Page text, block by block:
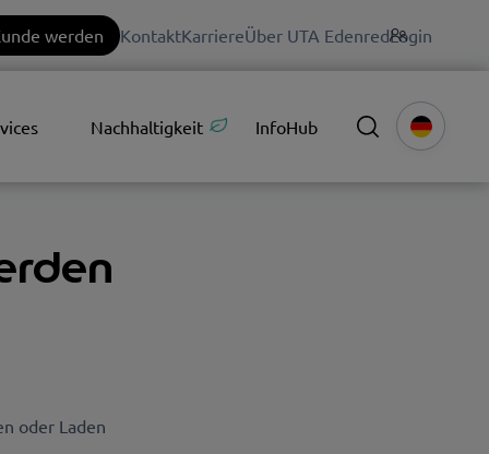
werden KontaktKarriereÜber UTA EdenredLogin
Nachhaltigkeit InfoHub
oder Laden